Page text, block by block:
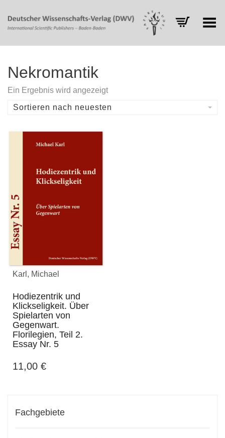
Toggle Menu
Nekromantik
Ein Ergebnis wird angezeigt
Sortieren nach neuesten
Karl, Michael
Hodiezentrik und
Klickseligkeit. Über
Spielarten von
Gegenwart.
Florilegien, Teil 2.
Essay Nr. 5
11,00 €
Fachgebiete